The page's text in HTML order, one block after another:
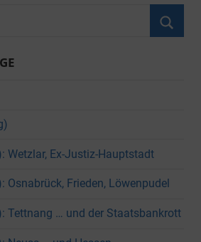
Wetzlar, Ex-Justiz-Hauptstadt
Osnabrück, Frieden, Löwenpudel
Tettnang … und der Staatsbankrott